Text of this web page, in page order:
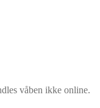
våben ikke online.